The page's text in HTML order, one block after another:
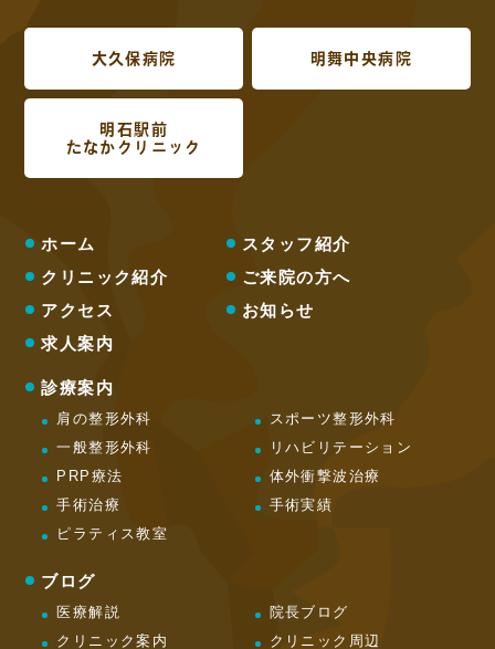
大久保病院 明舞中央病院
明石駅前
たなかクリニック
ホーム
スタッフ紹介
クリニック紹介
ご来院の方へ
アクセス
お知らせ
求人案内
診療案内
肩の整形外科
スポーツ整形外科
一般整形外科
リハビリテーション
PRP療法
体外衝撃波治療
手術治療
手術実績
ピラティス教室
ブログ
医療解説
院長ブログ
クリニック案内
クリニック周辺